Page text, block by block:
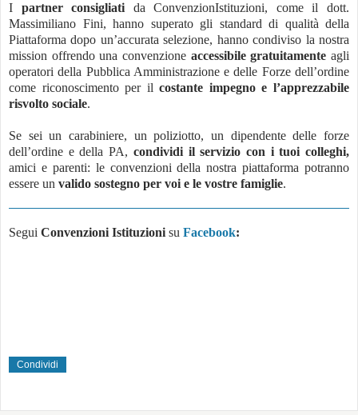
I partner consigliati da ConvenzionIstituzioni, come il dott.
Massimiliano Fini, hanno superato gli standard di qualità della
Piattaforma dopo un’accurata selezione, hanno condiviso la nostra
mission offrendo una convenzione accessibile gratuitamente agli
operatori della Pubblica Amministrazione e delle Forze dell’ordine
come riconoscimento per ilcostante impegno e l’apprezzabile
risvolto sociale.
Se sei un carabiniere, un poliziotto, un dipendente delle forze
dell’ordine e della PA, condividi il servizio con i tuoi colleghi,
amici e parenti: le convenzioni della nostra piattaforma potranno
essere un valido sostegno per voi e le vostre famiglie.
Segui Convenzioni Istituzioni su Facebook:
Condividi